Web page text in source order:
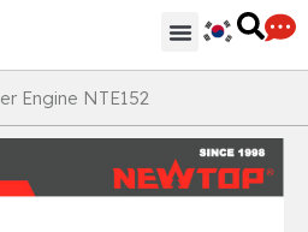
Engine NTE152